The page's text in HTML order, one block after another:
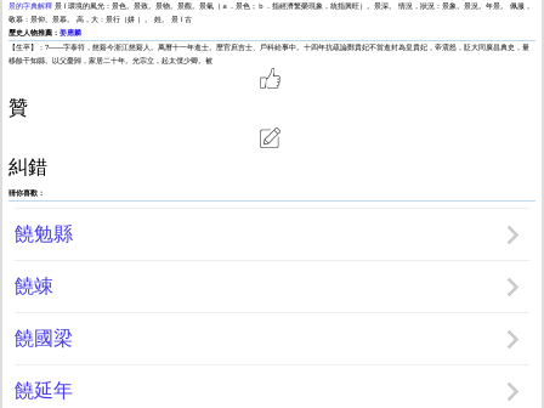
景的字典解釋 景 ǐ 環境的風光：景色。景致。景物。景觀。景氣（ａ．景色；ｂ．指經濟繁榮現象，統指興旺）。景深。 情況，狀況：景象。景況。年景。 佩服，
敬慕：景仰。景慕。 高，大：景行（妌 ）。 姓。 景 ǐ 古
歷史人物推薦： 姜應麟
【生卒】：?——字泰符，慈谿今浙江慈谿人。萬曆十一年進士。歷官庶吉士、戶科給事中。十四年抗疏論鄭貴妃不當進封為皇貴妃，帝震怒，貶大同廣昌典史，量
移餘干知縣。以父憂歸，家居二十年。光宗立，起太僕少卿。被
贊
糾錯
猜你喜歡：
饒勉縣
饒竦
饒國梁
饒延年